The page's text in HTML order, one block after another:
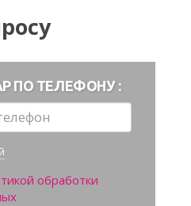
ПО ТЕЛЕФОНУ :
обработки